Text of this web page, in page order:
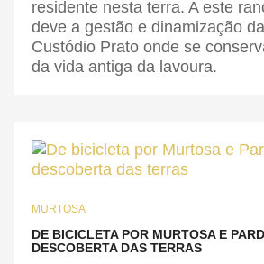
residente nesta terra. A este
deve a gestão e dinamização
Custódio Prato onde se
da vida antiga da lavoura.
MURTOSA
DE BICICLETA POR MURTOSA E
DESCOBERTA DAS TERRAS